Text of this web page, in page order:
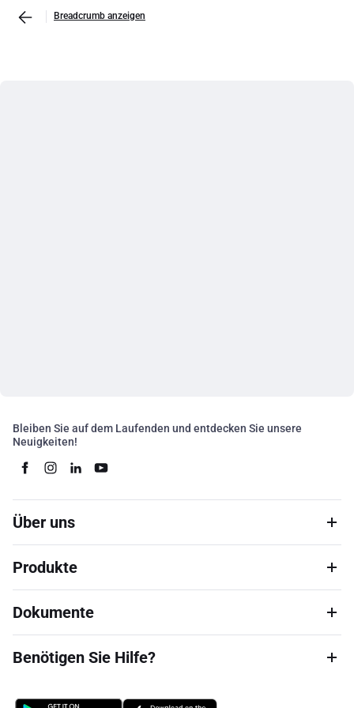
Breadcrumb anzeigen
Bleiben Sie auf dem Laufenden und entdecken Sie unsere
Neuigkeiten!
Über uns
Produkte
Dokumente
Benötigen Sie Hilfe?